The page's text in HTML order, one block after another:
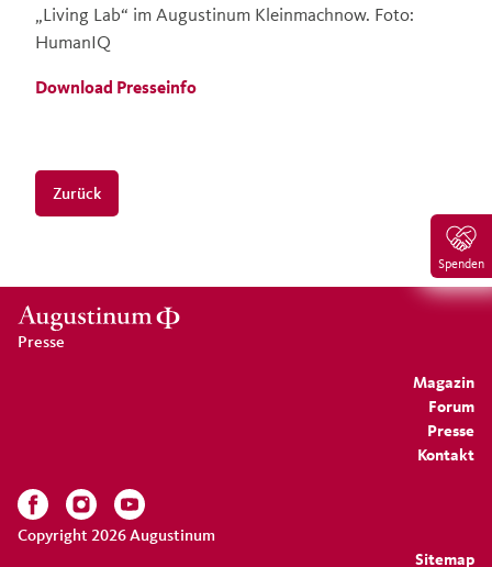
Spenden
„Living Lab“ im Augustinum Kleinmachnow. Foto:
HumanIQ
Download Presseinfo
Zurück
Magazin
Forum
Presse
Kontakt
Presse
Sitemap
Copyright 2026 Augustinum